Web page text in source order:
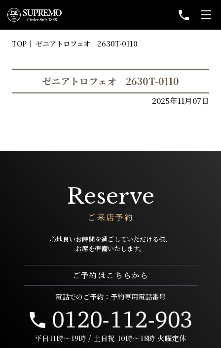
TOP ゼニアトロフェオ 2630T-0110
ゼニアトロフェオ 2630T-0110
2025年11月07日
Reserve
ご来店予約
心地良いお時間を過ごしていただける様、
お席を準備いたします。
ご予約はこちらから
電話でのご予約：予約専用電話番号
平日11時〜19時 / 土日祝 10時〜18時 火曜定休